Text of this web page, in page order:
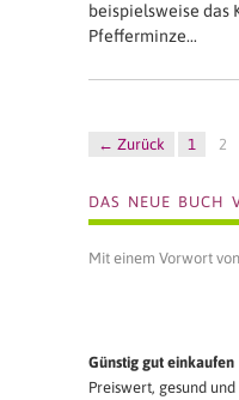
beispielsweise das
Pfefferminze…
← Zurück 1 2
DAS NEUE BUCH
Mit einem Vorwort
Günstig gut einkaufen
Preiswert, gesund